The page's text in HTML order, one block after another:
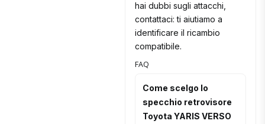
hai dubbi sugli attacchi,
contattaci: ti aiutiamo a
identificare il ricambio
compatibile.
FAQ
Come scelgo lo
specchio retrovisore
Toyota YARIS VERSO